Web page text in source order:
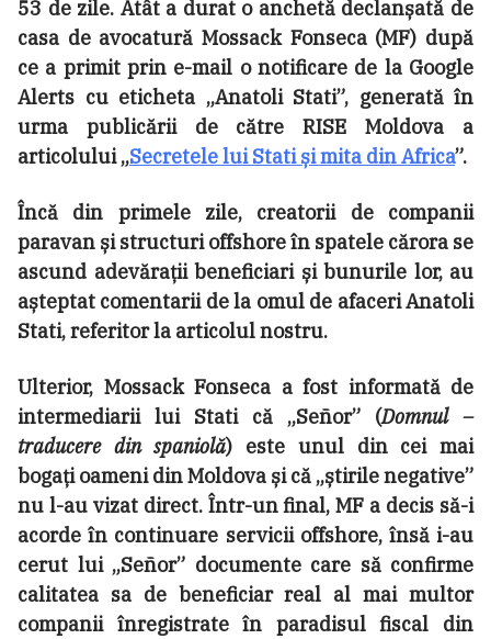
53 de zile. Atât a durat o anchetă declanșată de
casa de avocatură Mossack Fonseca (MF) după
ce a primit prin e-mail o notificare de la Google
Alerts cu eticheta „Anatoli Stati”, generată în
urma publicării de către RISE Moldova a
articolului „Secretele lui Stati și mita din Africa”.
Încă din primele zile, creatorii de companii
paravan și structuri offshore în spatele cărora se
ascund adevărații beneficiari și bunurile lor, au
așteptat comentarii de la omul de afaceri Anatoli
Stati, referitor la articolul nostru.
Ulterior, Mossack Fonseca a fost informată de
intermediarii lui Stati că „Señor” (Domnul –
traducere din spaniolă) este unul din cei mai
bogați oameni din Moldova și că „știrile negative”
nu l-au vizat direct. Într-un final, MF a decis să-i
acorde în continuare servicii offshore, însă i-au
cerut lui „Señor” documente care să confirme
calitatea sa de beneficiar real al mai multor
companii înregistrate în paradisul fiscal din